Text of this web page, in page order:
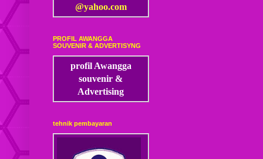
@yahoo.com
PROFIL AWANGGA
SOUVENIR & ADVERTISYNG
profil Awangga
souvenir &
Advertising
tehnik pembayaran